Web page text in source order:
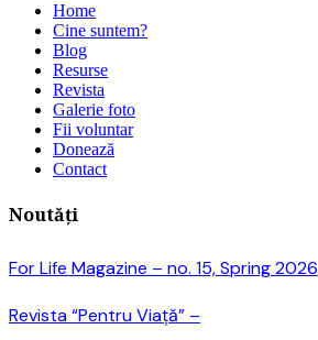
Home
Cine suntem?
Blog
Resurse
Revista
Galerie foto
Fii voluntar
Donează
Contact
Noutăți
For Life Magazine – no. 15, Spring 2026
Revista “Pentru Viață” –